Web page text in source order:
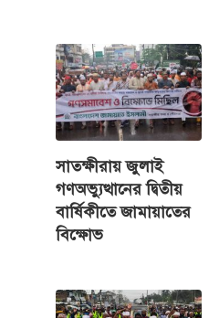
সাতক্ষীরায় জুলাই
গণঅভ্যুত্থানের দ্বিতীয়
বার্ষিকীতে জামায়াতের
বিক্ষোভ